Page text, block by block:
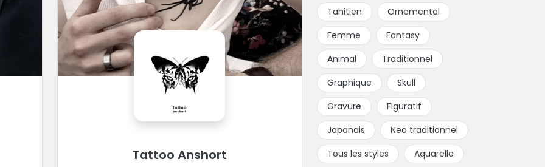
Tattoo Anshort
Tahitien
Ornemental
Femme
Fantasy
Animal
Traditionnel
Graphique
Skull
Gravure
Figuratif
Japonais
Neo traditionnel
Tous les styles
Aquarelle